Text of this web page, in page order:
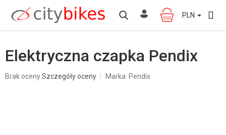
treści
KOSZYK
PLN
Elektryczna czapka Pendix
Średnia
Brak ocenySzczegóły oceny Marka: Pendix